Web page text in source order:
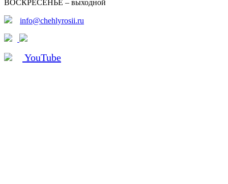
ВОСКРЕСЕНЬЕ – выходной
info@chehlyrosii.ru
YouTube